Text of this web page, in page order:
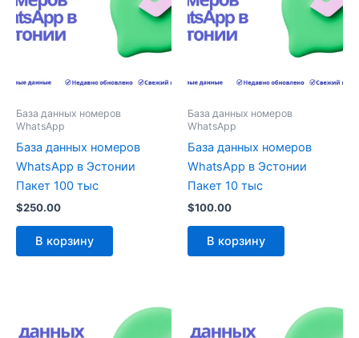
База данных номеров
WhatsApp
База данных номеров
WhatsApp в Эстонии
Пакет 100 тыс
$250.00
В корзину
База данных номеров
WhatsApp
База данных номеров
WhatsApp в Эстонии
Пакет 10 тыс
$100.00
В корзину